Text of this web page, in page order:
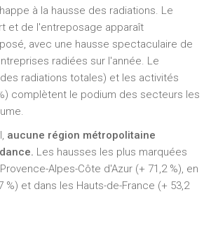
à la hausse des radiations. Le
et de l'entreposage apparaît
avec une hausse spectaculaire de
radiées sur l'année. Le
radiations totales) et les activités
complètent le podium des secteurs les
aucune région métropolitaine
Les hausses les plus marquées
Alpes-Côte d'Azur (+ 71,2 %), en
%) et dans les Hauts-de-France (+ 53,2